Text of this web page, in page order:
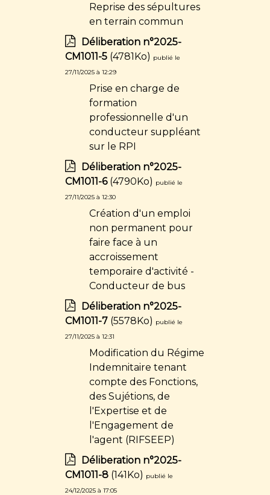
Reprise des sépultures
en terrain commun
Déliberation n°2025-
CM1011-5(4781Ko) publié le
27/11/2025 à 12:29
Prise en charge de
formation
professionnelle d'un
conducteur suppléant
sur le RPI
Déliberation n°2025-
CM1011-6(4790Ko) publié le
27/11/2025 à 12:30
Création d'un emploi
non permanent pour
faire face à un
accroissement
temporaire d'activité -
Conducteur de bus
Déliberation n°2025-
CM1011-7(5578Ko) publié le
27/11/2025 à 12:31
Modification du Régime
Indemnitaire tenant
compte des Fonctions,
des Sujétions, de
l'Expertise et de
l'Engagement de
l'agent (RIFSEEP)
Déliberation n°2025-
CM1011-8(141Ko) publié le
24/12/2025 à 17:05